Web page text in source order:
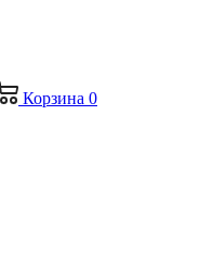
Корзина 0